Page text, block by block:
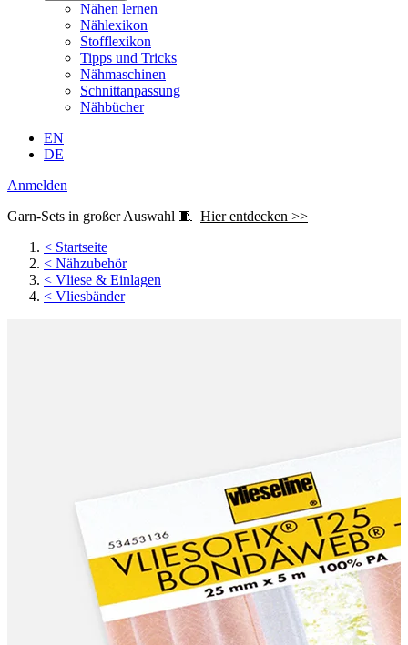
Nähen lernen
Nählexikon
Stofflexikon
Tipps und Tricks
Nähmaschinen
Schnittanpassung
Nähbücher
EN
DE
Anmelden
Garn-Sets in großer Auswahl 🧵 Hier entdecken >>
< Startseite
< Nähzubehör
< Vliese & Einlagen
< Vliesbänder